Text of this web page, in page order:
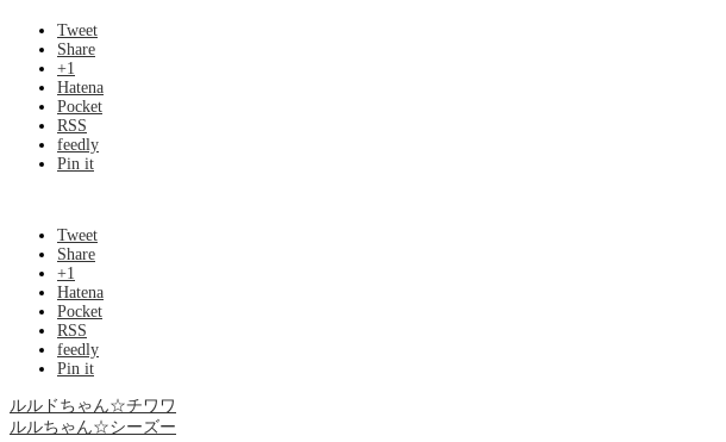
Tweet
Share
+1
Hatena
Pocket
RSS
feedly
Pin it
Tweet
Share
+1
Hatena
Pocket
RSS
feedly
Pin it
ルルドちゃん☆チワワ
ルルちゃん☆シーズー